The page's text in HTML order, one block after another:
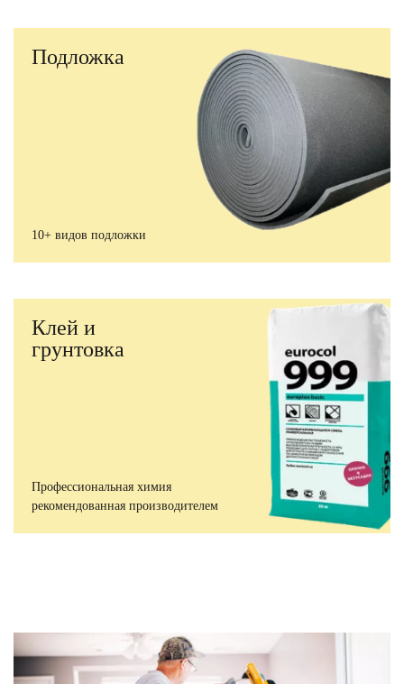
Подложка
10+ видов подложки
Клей и
грунтовка
Профессиональная химия
рекомендованная производителем